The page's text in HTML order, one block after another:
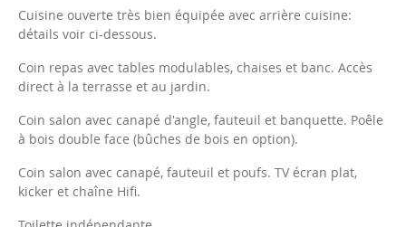
Cuisine ouverte très bien équipée avec arrière cuisine:
détails voir ci-dessous.
Coin repas avec tables modulables, chaises et banc. Accès
direct à la terrasse et au jardin.
Coin salon avec canapé d'angle, fauteuil et banquette. Poêle
à bois double face (bûches de bois en option).
Coin salon avec canapé, fauteuil et poufs. TV écran plat,
kicker et chaîne Hifi.